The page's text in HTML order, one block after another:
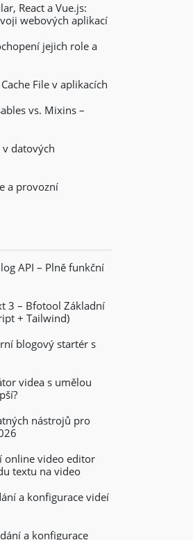
React a Vue.js:
webových aplikací
jejich role a
File v aplikacích
vs. Mixins –
v datových
a provozní
API – Plně funkční
3 – Bfotool Základní
+ Tailwind)
blogový startér s
videa s umělou
nástrojů pro
online video editor
textu na video
a konfigurace videí
a konfigurace